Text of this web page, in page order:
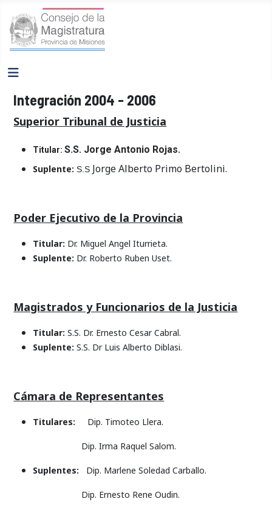
Integración 2004 - 2006
Superior Tribunal de Justicia
Titular:S.S. Jorge Antonio Rojas.
Suplente: S.S Jorge Alberto Primo Bertolini.
Poder Ejecutivo de la Provincia
Titular: Dr. Miguel Angel Iturrieta.
Suplente: Dr. Roberto Ruben Uset.
Magistrados y Funcionarios de la Justicia
Titular:S.S. Dr. Ernesto Cesar Cabral.
Suplente:S.S. Dr Luis Alberto Diblasi.
Cámara de Representantes
Titulares: Dip. Timoteo Llera.
Dip. Irma Raquel Salom.
Suplentes: Dip. Marlene Soledad Carballo.
Dip. Ernesto Rene Oudin.